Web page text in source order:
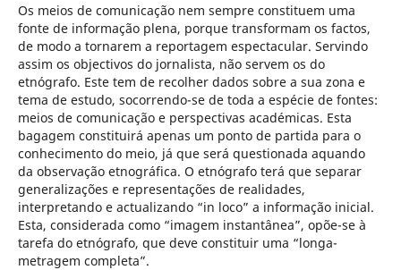
Os meios de comunicação nem sempre constituem uma
fonte de informação plena, porque transformam os factos,
de modo a tornarem a reportagem espectacular. Servindo
assim os objectivos do jornalista, não servem os do
etnógrafo. Este tem de recolher dados sobre a sua zona e
tema de estudo, socorrendo-se de toda a espécie de fontes:
meios de comunicação e perspectivas académicas. Esta
bagagem constituirá apenas um ponto de partida para o
conhecimento do meio, já que será questionada aquando
da observação etnográfica. O etnógrafo terá que separar
generalizações e representações de realidades,
interpretando e actualizando “in loco” a informação inicial.
Esta, considerada como “imagem instantânea”, opõe-se à
tarefa do etnógrafo, que deve constituir uma “longa-
metragem completa”.